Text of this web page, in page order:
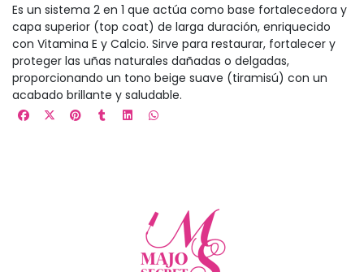
Es un sistema 2 en 1 que actúa como base fortalecedora y
capa superior (top coat) de larga duración, enriquecido
con Vitamina E y Calcio. Sirve para restaurar, fortalecer y
proteger las uñas naturales dañadas o delgadas,
proporcionando un tono beige suave (tiramisú) con un
acabado brillante y saludable.